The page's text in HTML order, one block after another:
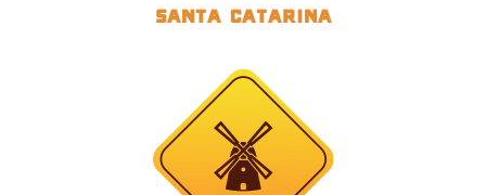
Santa Catarina